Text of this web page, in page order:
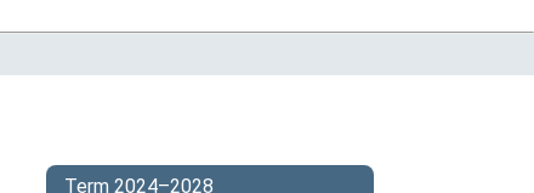
Term 2024–2028